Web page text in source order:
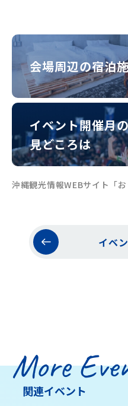
会場周辺の宿泊
イベント開催月
見どころは
沖縄観光情報WEBサイト「
イベ
More
関連イベント